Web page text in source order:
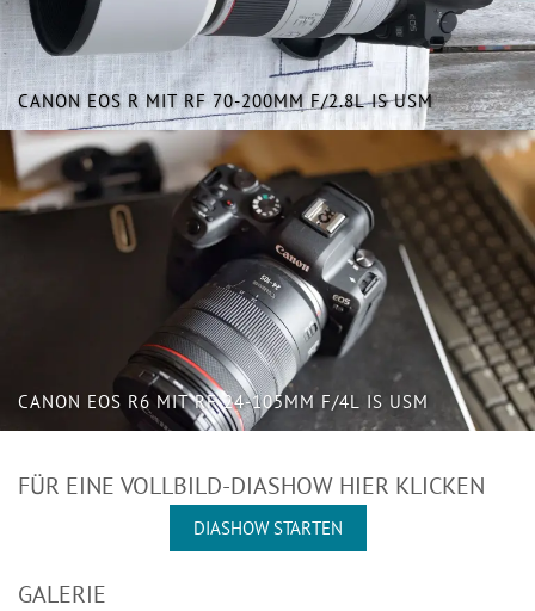
CANON EOS R MIT RF 70-200MM F/2.8L IS USM
CANON EOS R6 MIT RF 24-105MM F/4L IS USM
FÜR EINE VOLLBILD-DIASHOW HIER KLICKEN
DIASHOW STARTEN
GALERIE